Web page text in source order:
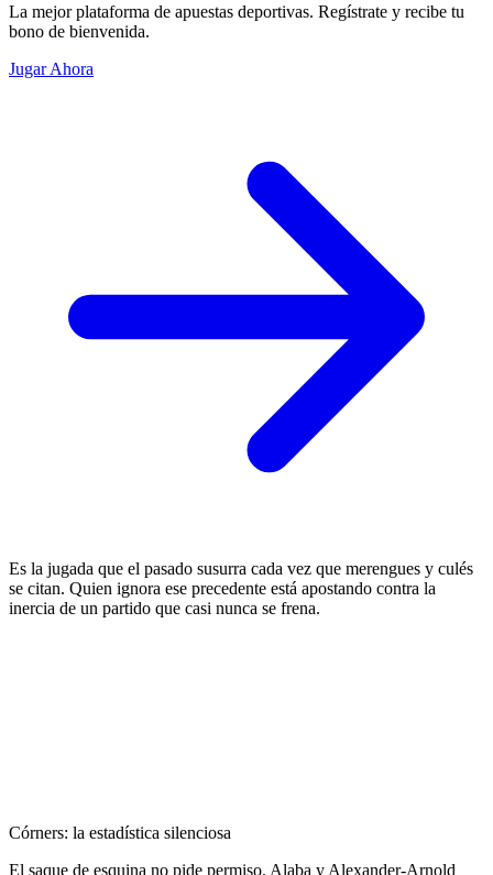
La mejor plataforma de apuestas deportivas. Regístrate y recibe tu
bono de bienvenida.
Jugar Ahora
Es la jugada que el pasado susurra cada vez que merengues y culés
se citan. Quien ignora ese precedente está apostando contra la
inercia de un partido que casi nunca se frena.
Córners: la estadística silenciosa
El saque de esquina no pide permiso. Alaba y Alexander-Arnold